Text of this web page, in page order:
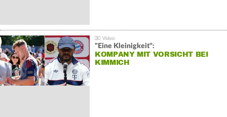
"Eine Kleinigkeit":
KOMPANY MIT VORSICHT BEI
KIMMICH